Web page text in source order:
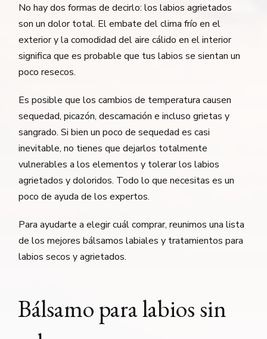
No hay dos formas de decirlo: los labios agrietados
son un dolor total. El embate del clima frío en el
exterior y la comodidad del aire cálido en el interior
significa que es probable que tus labios se sientan un
poco resecos.
Es posible que los cambios de temperatura causen
sequedad, picazón, descamación e incluso grietas y
sangrado. Si bien un poco de sequedad es casi
inevitable, no tienes que dejarlos totalmente
vulnerables a los elementos y tolerar los labios
agrietados y doloridos. Todo lo que necesitas es un
poco de ayuda de los expertos.
Para ayudarte a elegir cuál comprar, reunimos una lista
de los mejores bálsamos labiales y tratamientos para
labios secos y agrietados.
Bálsamo para labios sin